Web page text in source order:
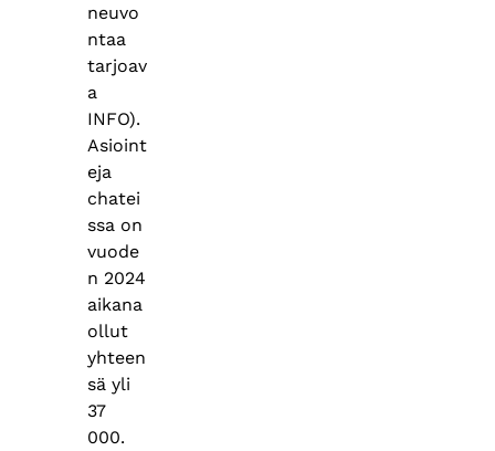
neuvo
ntaa
tarjoav
a
INFO).
Asioint
eja
chatei
ssa on
vuode
n 2024
aikana
ollut
yhteen
sä yli
37
000.